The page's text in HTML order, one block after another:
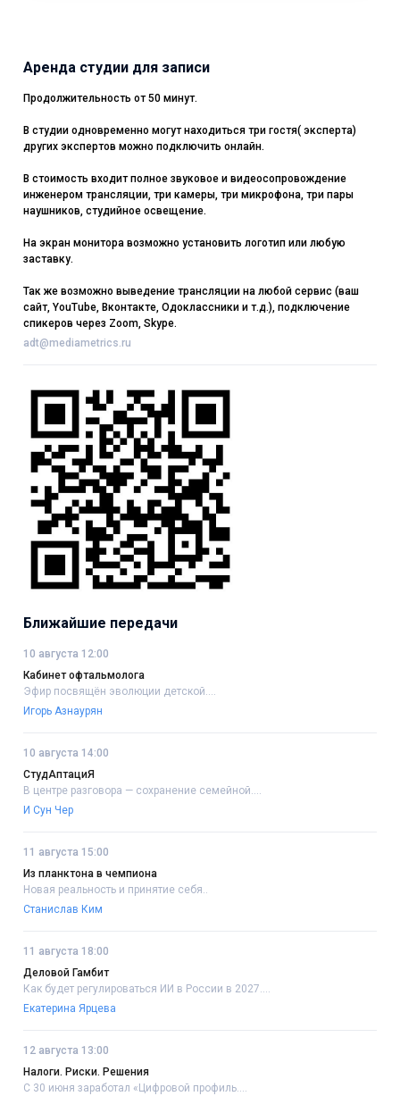
Аренда студии для записи
Продолжительность от 50 минут.
В студии одновременно могут находиться три гостя( эксперта)
других экспертов можно подключить онлайн.
В стоимость входит полное звуковое и видеосопровождение
инженером трансляции, три камеры, три микрофона, три пары
наушников, студийное освещение.
На экран монитора возможно установить логотип или любую
заставку.
Так же возможно выведение трансляции на любой сервис (ваш
сайт, YouTube, Вконтакте, Одоклассники и т.д.), подключение
спикеров через Zoom, Skype.
adt@mediametrics.ru
Ближайшие передачи
10 августа 12:00
Кабинет офтальмолога
Эфир посвящён эволюции детской....
Игорь Азнаурян
10 августа 14:00
СтудАптациЯ
В центре разговора — сохранение семейной....
И Сун Чер
11 августа 15:00
Из планктона в чемпиона
Новая реальность и принятие себя..
Станислав Ким
11 августа 18:00
Деловой Гамбит
Как будет регулироваться ИИ в России в 2027....
Екатерина Ярцева
12 августа 13:00
Налоги. Риски. Решения
С 30 июня заработал «Цифровой профиль....